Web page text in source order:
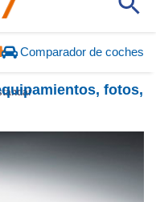
Comparador de coches
fotos,